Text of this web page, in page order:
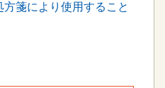
箋により使用すること